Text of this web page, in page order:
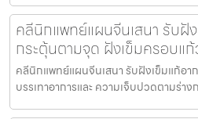
คลีนิกแพทย์แผนจีนเสนา รับฝัง
กระตุ้นตามจุด ฝังเข็มครอบแ
คลีนิกแพทย์แผนจีนเสนา รับฝังเข็มแก้อา
บรรเทาอาการและ ความเจ็บปวดตามร่า